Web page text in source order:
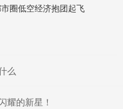
圈低空经济抱团起飞
么
耀的新星！